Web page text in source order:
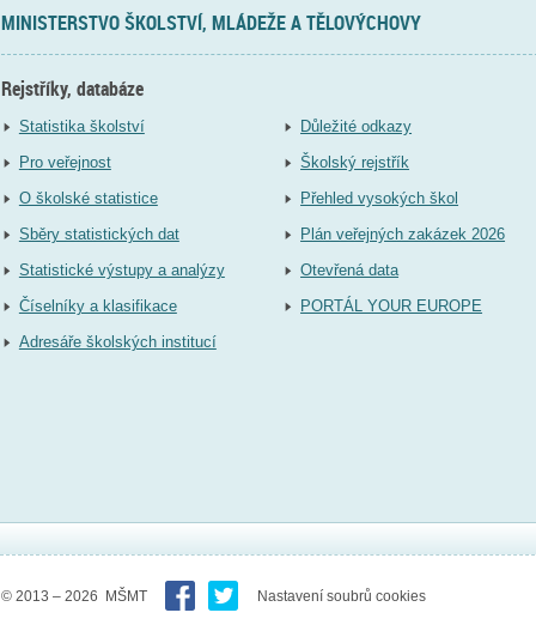
MINISTERSTVO ŠKOLSTVÍ, MLÁDEŽE A TĚLOVÝCHOVY
Rejstříky, databáze
Statistika školství
Pro veřejnost
O školské statistice
Sběry statistických dat
Statistické výstupy a analýzy
Číselníky a klasifikace
Adresáře školských institucí
Důležité odkazy
Školský rejstřík
Přehled vysokých škol
Plán veřejných zakázek 2026
Otevřená data
PORTÁL YOUR EUROPE
© 2013 – 2026 MŠMT Nastavení soubrů cookies